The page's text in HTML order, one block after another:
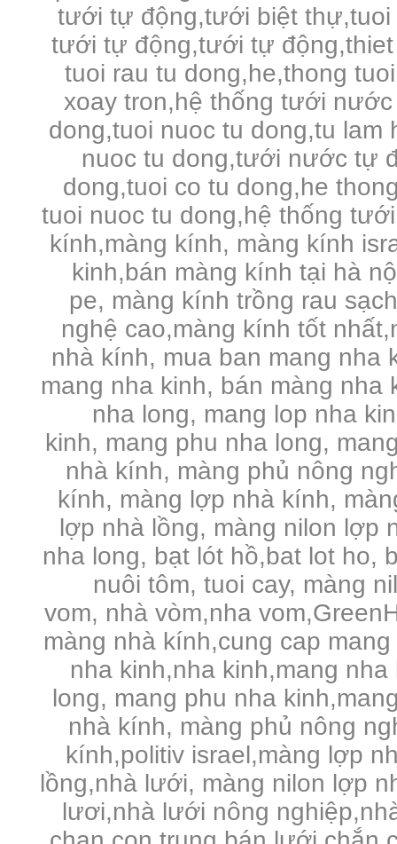
tưới tự động,tưới biệt thự,tuoi
tưới tự động,tưới tự
tuoi rau tu dong,he,thong
xoay tron,hệ thống tưới
dong,tuoi nuoc tu dong,tu lam
nuoc tu dong,tưới nước tự
dong,tuoi co tu dong,he
tuoi nuoc tu dong,hệ thống
kính,màng kính, màng kính
kinh,bán màng kính tại hà
pe, màng kính trồng rau
nghệ cao,màng kính tốt
nhà kính, mua ban mang nha
mang nha kinh, bán màng nha
nha long, mang lop nha
kinh, mang phu nha long,
nhà kính, màng phủ nông
kính, màng lợp nhà kính,
lợp nhà lồng, màng nilon lợp
nha long, bạt lót hồ,bat lot ho,
nuôi tôm, tuoi cay, màng
vom, nhà vòm,nha
màng nhà kính,cung cap
nha kinh,nha kinh,mang
long, mang phu nha
nhà kính, màng phủ nông
kính,politiv israel,màng lợp
lồng,nhà lưới, màng nilon lợp
lươi,nhà lưới nông